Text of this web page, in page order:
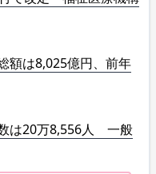
額は8,025億円、前年
は20万8,556人 一般